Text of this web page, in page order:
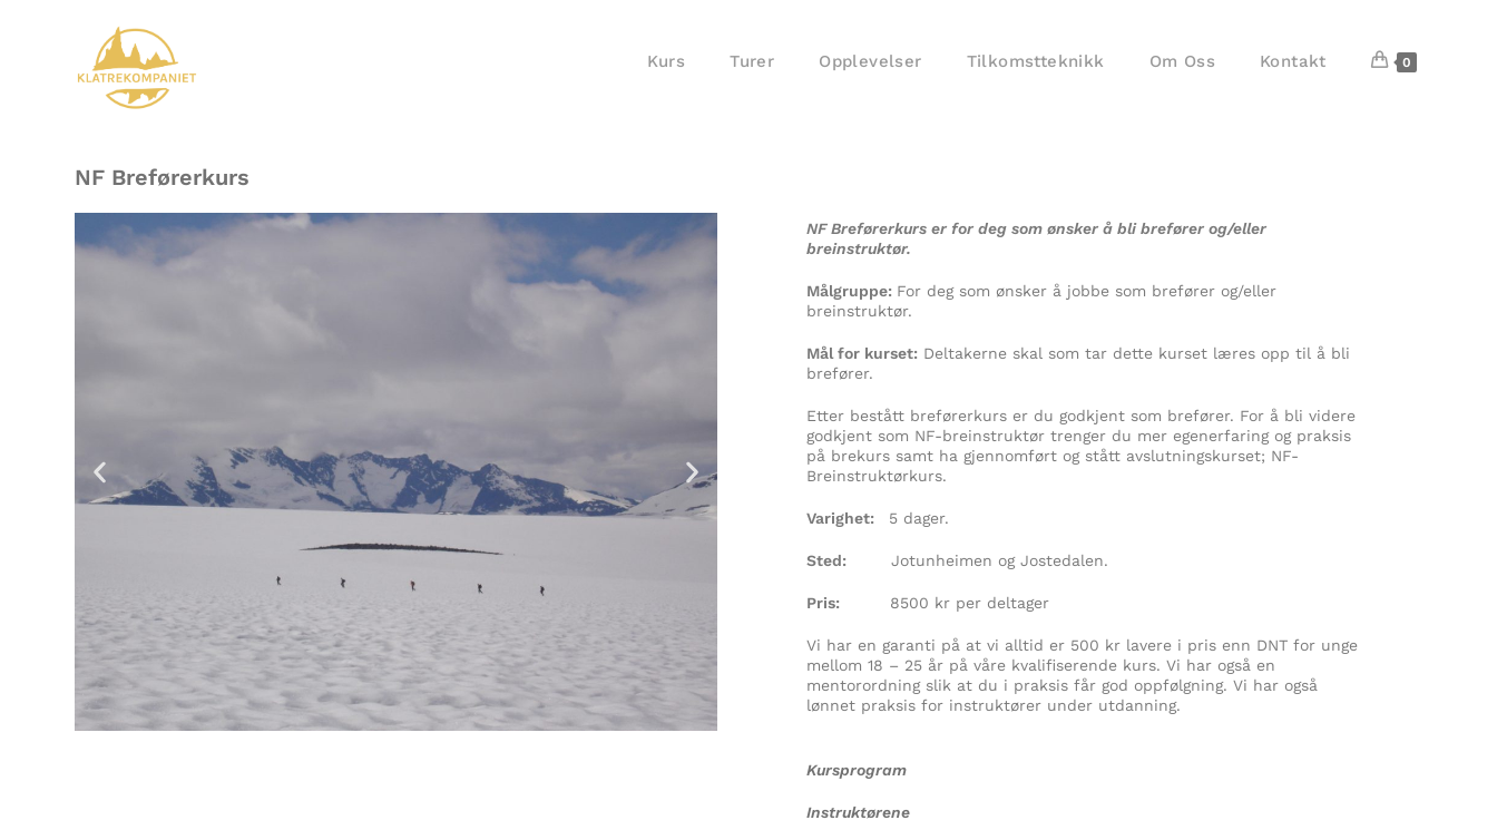
Kurs Turer Opplevelser Tilkomstteknikk Om Oss Kontakt 0
NF Breførerkurs
NF Breførerkurs er for deg som ønsker å bli brefører og/eller
breinstruktør.
Målgruppe: For deg som ønsker å jobbe som brefører og/eller
breinstruktør.
Mål for kurset: Deltakerne skal som tar dette kurset læres opp til å bli
brefører.
Etter bestått breførerkurs er du godkjent som brefører. For å bli videre
godkjent som NF-breinstruktør trenger du mer egenerfaring og praksis
på brekurs samt ha gjennomført og stått avslutningskurset; NF-
Breinstruktørkurs.
Varighet: 5 dager.
Sted: Jotunheimen og Jostedalen.
Pris: 8500 kr per deltager
Vi har en garanti på at vi alltid er 500 kr lavere i pris enn DNT for unge
mellom 18 – 25 år på våre kvalifiserende kurs. Vi har også en
mentorordning slik at du i praksis får god oppfølgning. Vi har også
lønnet praksis for instruktører under utdanning.
Kursprogram
Instruktørene